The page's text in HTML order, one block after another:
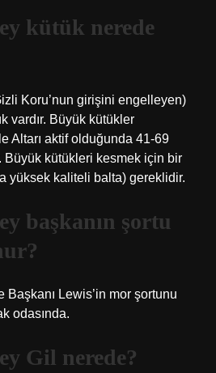
kütük nerede
Koru’nun girişini engelleyen)
vardır. Büyük kütükler
Altarı aktif olduğunda 41-69
kütükleri kesmek için bir
yüksek kaliteli balta) gereklidir.
başkanın şortu
Lewis’in mor şortunu
odasında.
Gil nerede?